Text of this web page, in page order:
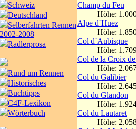
Schweiz
Deutschland
Selberfahrten Rennen
2002-2008
Radlerprosa
Rund um Rennen
Historisches
Buchtipps
C4F-Lexikon
Wörterbuch
Champ du Feu
Höhe:
Alpe d´Huez
Höhe:
Col d´Aubisque
Höhe:
Col de la Croix
Höhe:
Col du Galibier
Höhe:
Col du Glandon
Höhe:
Col du Lautaret
Höhe: